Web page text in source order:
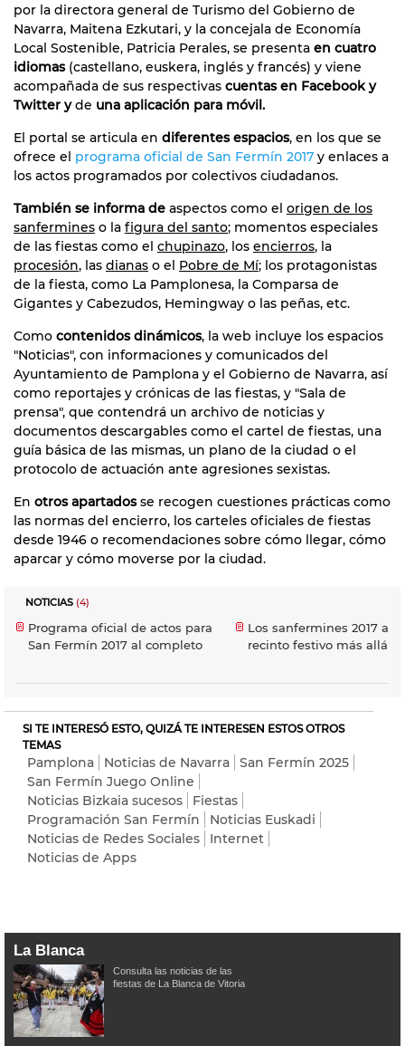
por la directora general de Turismo del Gobierno de
Navarra, Maitena Ezkutari, y la concejala de Economía
Local Sostenible, Patricia Perales, se presenta en cuatro
idiomas(castellano, euskera, inglés y francés) y viene
acompañada de sus respectivas cuentas en Facebook y
Twitter yde una aplicación para móvil.
El portal se articula en diferentes espacios, en los que se
ofrece el programa oficial de San Fermín 2017 y enlaces a
los actos programados por colectivos ciudadanos.
También se informa de aspectos como el origen de los
sanfermines o la figura del santo; momentos especiales
de las fiestas como el chupinazo, los encierros, la
procesión, las dianas o el Pobre de Mí; los protagonistas
de la fiesta, como La Pamplonesa, la Comparsa de
Gigantes y Cabezudos, Hemingway o las peñas, etc.
Como contenidos dinámicos, la web incluye los espacios
"Noticias", con informaciones y comunicados del
Ayuntamiento de Pamplona y el Gobierno de Navarra, así
como reportajes y crónicas de las fiestas, y "Sala de
prensa", que contendrá un archivo de noticias y
documentos descargables como el cartel de fiestas, una
guía básica de las mismas, un plano de la ciudad o el
protocolo de actuación ante agresiones sexistas.
En otros apartadosse recogen cuestiones prácticas como
las normas del encierro, los carteles oficiales de fiestas
desde 1946 o recomendaciones sobre cómo llegar, cómo
aparcar y cómo moverse por la ciudad.
NOTICIAS (4)
Programa oficial de actos para
San Fermín 2017 al completo
Los sanfermines 2017
recinto festivo más allá
SI TE INTERESÓ ESTO, QUIZÁ TE INTERESEN ESTOS OTROS
TEMAS
Pamplona Noticias de Navarra
San Fermín 2025
San Fermín Juego Online
Noticias Bizkaia sucesos
Fiestas
Programación San Fermín
Noticias Euskadi
Noticias de Redes Sociales
Internet
Noticias de Apps
La Blanca
Consulta las noticias de las
fiestas de La Blanca de Vitoria